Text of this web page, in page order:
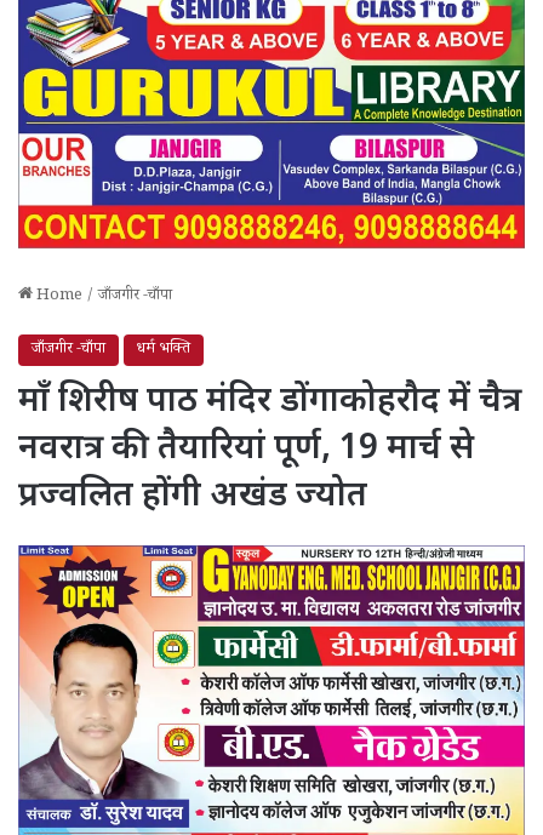
Home / जाँजगीर -चाँपा
जाँजगीर -चाँपा धर्म भक्ति
माँ शिरीष पाठ मंदिर डोंगाकोहरौद में चैत्र
नवरात्र की तैयारियां पूर्ण, 19 मार्च से
प्रज्वलित होंगी अखंड ज्योत